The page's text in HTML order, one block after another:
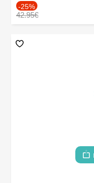
-25%
42.95€